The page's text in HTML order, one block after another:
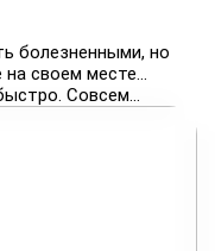
болезненными, но
на своем месте…
Совсем...